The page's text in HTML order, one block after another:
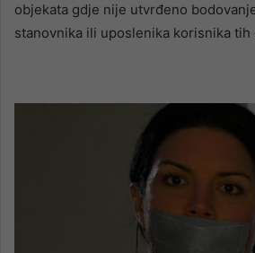
objekata gdje nije utvrđeno
stanovnika ili uposlenika korisnika tih